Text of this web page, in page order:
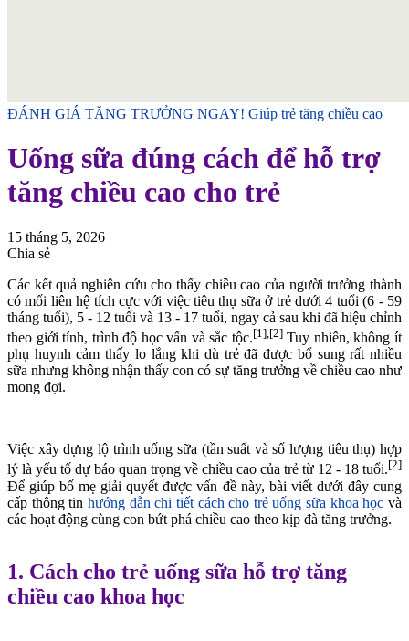
ĐÁNH GIÁ TĂNG TRƯỞNG NGAY! Giúp trẻ tăng chiều cao
Uống sữa đúng cách để hỗ trợ
tăng chiều cao cho trẻ
15 tháng 5, 2026
Chia sẻ
Các kết quả nghiên cứu cho thấy chiều cao của người trưởng thành
có mối liên hệ tích cực với việc tiêu thụ sữa ở trẻ dưới 4 tuổi (6 - 59
tháng tuổi), 5 - 12 tuổi và 13 - 17 tuổi, ngay cả sau khi đã hiệu chỉnh
theo giới tính, trình độ học vấn và sắc tộc.[1],[2]Tuy nhiên, không ít
phụ huynh cảm thấy lo lắng khi dù trẻ đã được bổ sung rất nhiều
sữa nhưng không nhận thấy con có sự tăng trưởng về chiều cao như
mong đợi.
Việc xây dựng lộ trình uống sữa (tần suất và số lượng tiêu thụ) hợp
lý là yếu tố dự báo quan trọng về chiều cao của trẻ từ 12 - 18 tuổi.[2]
Để giúp bố mẹ giải quyết được vấn đề này, bài viết dưới đây cung
cấp thông tin hướng dẫn chi tiết cách cho trẻ uống sữa khoa học và
các hoạt động cùng con bứt phá chiều cao theo kịp đà tăng trưởng.
1. Cách cho trẻ uống sữa hỗ trợ tăng
chiều cao khoa học